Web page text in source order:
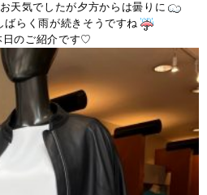
天気でしたが夕方からは曇りに
ばらく雨が続きそうですね
日のご紹介です♡